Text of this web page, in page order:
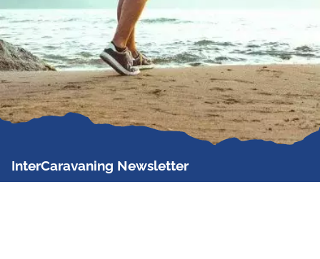
InterCaravaning Newsletter